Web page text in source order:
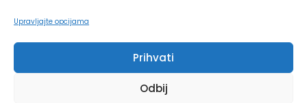
Upravljajte opcijama
Prihvati
Odbij
2025 - Automatizacija i sigurnost